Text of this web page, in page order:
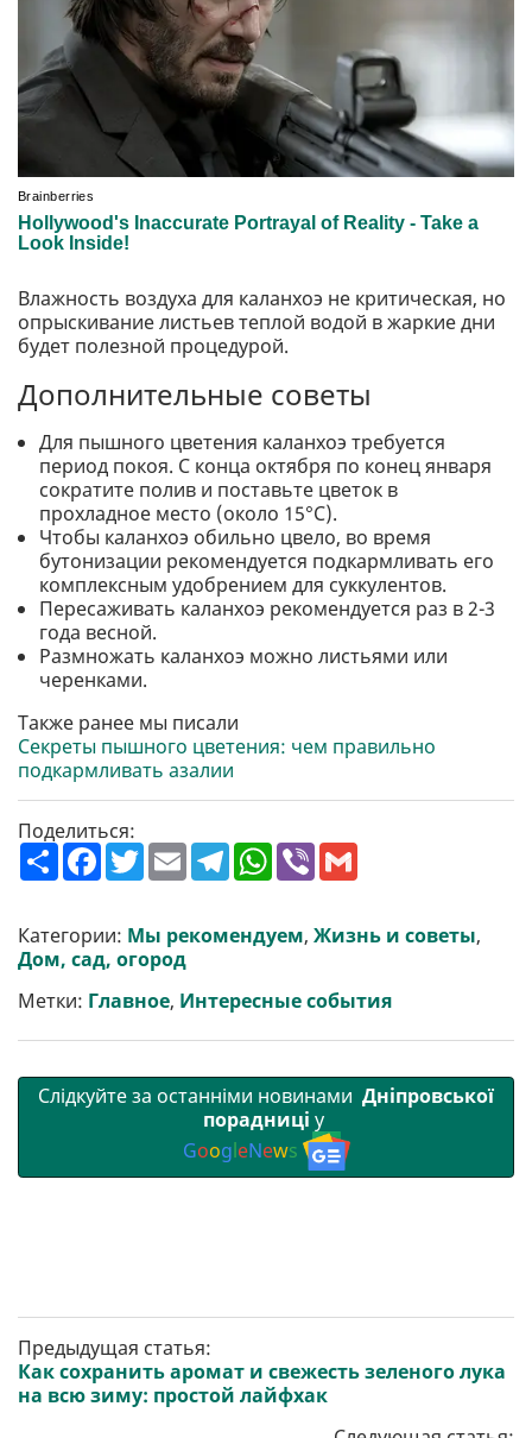
Влажность воздуха для каланхоэ не критическая, но
опрыскивание листьев теплой водой в жаркие дни
будет полезной процедурой.
Дополнительные советы
Для пышного цветения каланхоэ требуется
период покоя. С конца октября по конец января
сократите полив и поставьте цветок в
прохладное место (около 15°C).
Чтобы каланхоэ обильно цвело, во время
бутонизации рекомендуется подкармливать его
комплексным удобрением для суккулентов.
Пересаживать каланхоэ рекомендуется раз в 2-3
года весной.
Размножать каланхоэ можно листьями или
черенками.
Также ранее мы писали
Секреты пышного цветения: чем правильно
подкармливать азалии
Поделиться:
П
о
р
и
т
F
a
b
o
o
T
w
t
e
r
E
m
l
T
e
g
r
W
h
s
A
V
r l
Категории: Мы рекомендуем, Жизнь и советы,
Дом, сад, огород
Метки: Главное, Интересные события
Слідкуйте за останніми новинами Дніпровської
порадниці у
GoogleNews
Предыдущая статья:
Как сохранить аромат и свежесть зеленого лука
на всю зиму: простой лайфхак